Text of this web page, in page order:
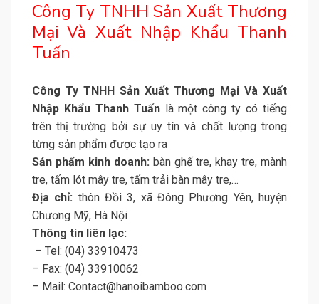
Công Ty TNHH Sản Xuất Thương
Mại Và Xuất Nhập Khẩu Thanh
Tuấn
Công Ty TNHH Sản Xuất Thương Mại Và Xuất
Nhập Khẩu Thanh Tuấn là một công ty có tiếng
trên thị trường bởi sự uy tín và chất lượng trong
từng sản phẩm được tạo ra
Sản phẩm kinh doanh: bàn ghế tre, khay tre, mành
tre, tấm lót mây tre, tấm trải bàn mây tre,…
Địa chỉ: thôn Đồi 3, xã Đông Phương Yên, huyện
Chương Mỹ, Hà Nội
Thông tin liên lạc:
– Tel: (04) 33910473
– Fax: (04) 33910062
– Mail: Contact@hanoibamboo.com